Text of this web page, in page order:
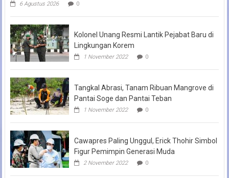
6 Agustus 2026 0
Kolonel Unang Resmi Lantik Pejabat Baru di
Lingkungan Korem
1 November 2022 0
Tangkal Abrasi, Tanam Ribuan Mangrove di
Pantai Soge dan Pantai Teban
1 November 2022 0
Cawapres Paling Unggul, Erick Thohir Simbol
Figur Pemimpin Generasi Muda
2 November 2022 0